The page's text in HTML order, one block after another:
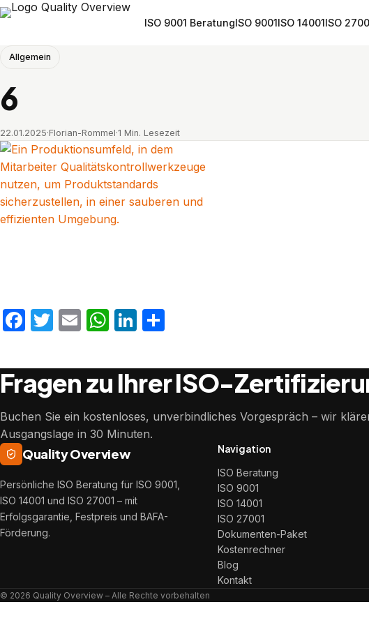
ISO 9001 BeratungISO 9001ISO 14001ISO
Allgemein
6
22.01.2025·Florian-Rommel·1 Min. Lesezeit
Facebook
Twitter
EmailWhatsApp
LinkedIn
Fragen zu Ihrer ISO-
Buchen Sie ein kostenloses, unverbindliches Vorgespräch – wir
Ausgangslage in 30 Minuten.
Quality Overview
Persönliche ISO Beratung für ISO 9001,
ISO 14001 und ISO 27001 – mit
Erfolgsgarantie, Festpreis und BAFA-
Förderung.
Navigation
ISO Beratung
ISO 9001
ISO 14001
ISO 27001
Dokumenten-Paket
Kostenrechner
Blog
Kontakt
© 2026 Quality Overview – Alle Rechte vorbehalten